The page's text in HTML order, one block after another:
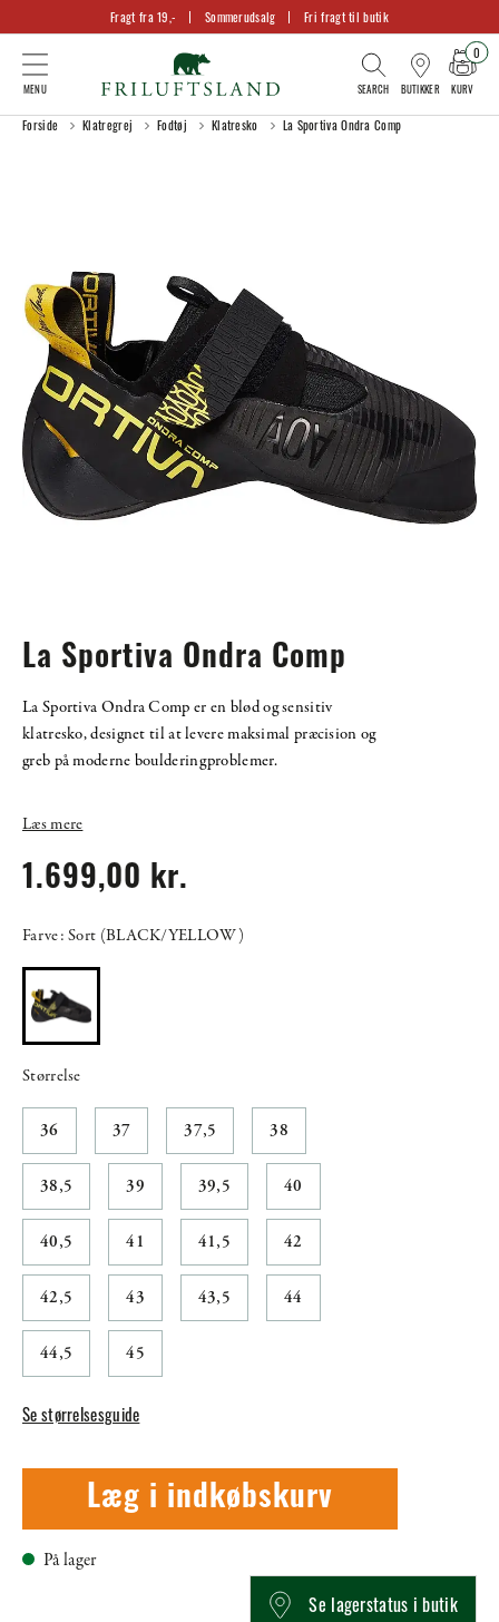
Fragt fra 19,- Sommerudsalg Fri fragt til butik
BUTIKKER KURV
0
Forside Klatregrej Fodtøj Klatresko La Sportiva Ondra Comp
La Sportiva Ondra Comp
La Sportiva Ondra Comp er en blød og sensitiv
klatresko, designet til at levere maksimal præcision og
greb på moderne boulderingproblemer.
Læs mere
1.699,00 kr.
Farve: Sort (BLACK/YELLOW)
Størrelse
36 37 37,5 38
38,5 39 39,5 40
40,5 41 41,5 42
42,5 43 43,5 44
44,5 45
Se størrelsesguide
Læg i indkøbskurv
På lager
Se lagerstatus i butik